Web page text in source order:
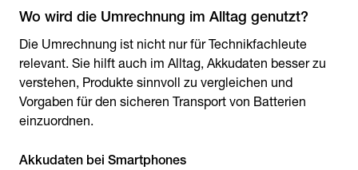
Wo wird die Umrechnung im Alltag genutzt?
Die Umrechnung ist nicht nur für Technikfachleute
relevant. Sie hilft auch im Alltag, Akkudaten besser zu
verstehen, Produkte sinnvoll zu vergleichen und
Vorgaben für den sicheren Transport von Batterien
einzuordnen.
Akkudaten bei Smartphones